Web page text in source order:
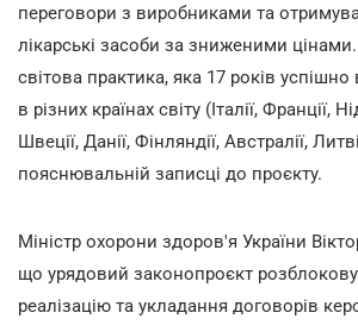
переговори з виробниками та
лікарські засоби за зниженими
світова практика, яка 17 років
в різних країнах світу (Італії, Франції,
Швеції, Данії, Фінляндії, Австралії,
пояснювальній записці до проєкту.
Міністр охорони здоров'я України
що урядовий законопроєкт
реалізацію та укладання договорів